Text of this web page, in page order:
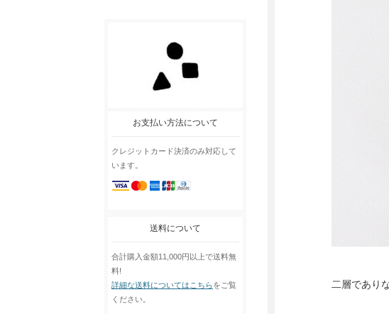
お支払い方法について
クレジットカード決済のみ対応して
います。
送料について
合計購入金額11,000円以上で送料無
料!
詳細な送料についてはこちらをご覧
ください。
二層であり